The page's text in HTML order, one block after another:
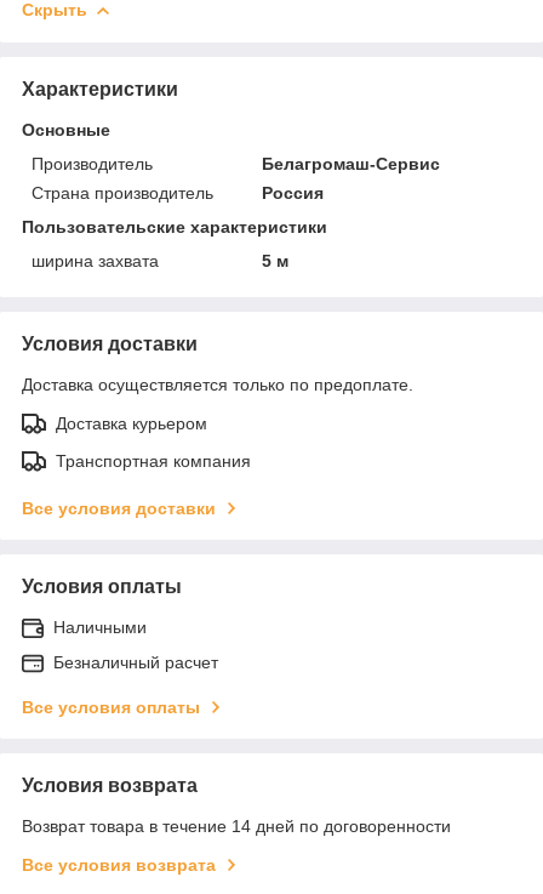
Скрыть
Характеристики
Основные
Производитель
Белагромаш-Сервис
Страна производитель
Россия
Пользовательские характеристики
ширина захвата
5 м
Условия доставки
Доставка осуществляется только по предоплате.
Доставка курьером
Транспортная компания
Все условия доставки
Условия оплаты
Наличными
Безналичный расчет
Все условия оплаты
Условия возврата
Возврат товара в течение 14 дней по договоренности
Все условия возврата